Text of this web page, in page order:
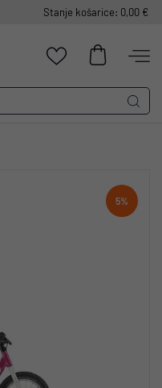
Stanje košarice: 0,00 €
5%